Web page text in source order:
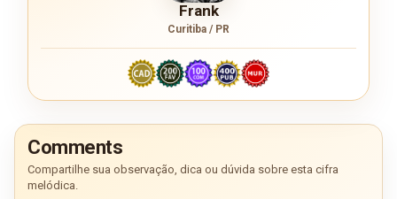
Frank
Curitiba / PR
Comments
Compartilhe sua observação, dica ou dúvida sobre esta cifra
melódica.